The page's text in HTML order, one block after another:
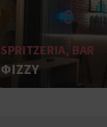
SPRITZERIA, BAR
ΦIZZY
δηλαδή να
στον χρήστη
είναι το
push down